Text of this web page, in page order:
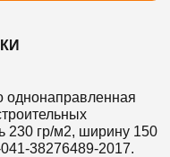
однонаправленная
230 гр/м2, ширину 150
38276489-2017.